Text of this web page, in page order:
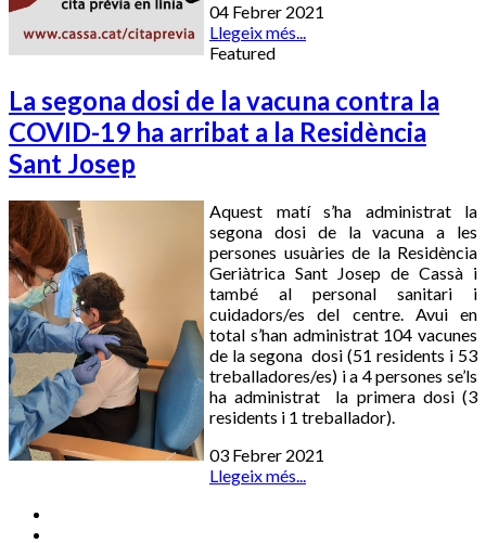
04 Febrer 2021
Llegeix més...
Featured
La segona dosi de la vacuna contra la
COVID-19 ha arribat a la Residència
Sant Josep
Aquest matí s’ha administrat la
segona dosi de la vacuna a les
persones usuàries de la Residència
Geriàtrica Sant Josep de Cassà i
també al personal sanitari i
cuidadors/es del centre. Avui en
total s’han administrat 104 vacunes
de la segona dosi (51 residents i 53
treballadores/es) i a 4 persones se’ls
ha administrat la primera dosi (3
residents i 1 treballador).
03 Febrer 2021
Llegeix més...